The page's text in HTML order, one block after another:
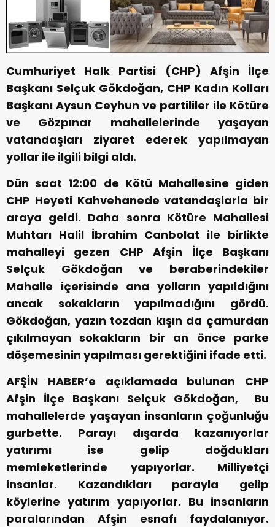
Cumhuriyet Halk Partisi (CHP) Afşin İlçe
Başkanı Selçuk Gökdoğan, CHP Kadın Kolları
Başkanı Aysun Ceyhun ve partililer ile Kötüre
ve Gözpınar mahallelerinde yaşayan
vatandaşları ziyaret ederek yapılmayan
yollar ile ilgili bilgi aldı.
Dün saat 12:00 de Kötü Mahallesine giden
CHP Heyeti Kahvehanede vatandaşlarla bir
araya geldi. Daha sonra Kötüre Mahallesi
Muhtarı Halil İbrahim Canbolat ile birlikte
mahalleyi gezen CHP Afşin İlçe Başkanı
Selçuk Gökdoğan ve beraberindekiler
Mahalle içerisinde ana yolların yapıldığını
ancak sokakların yapılmadığını gördü.
Gökdoğan, yazın tozdan kışın da çamurdan
çıkılmayan sokakların bir an önce parke
döşemesinin yapılması gerektiğini ifade etti.
AFŞİN HABER’e açıklamada bulunan CHP
Afşin İlçe Başkanı Selçuk Gökdoğan, Bu
mahallelerde yaşayan insanların çoğunluğu
gurbette. Parayı dışarda kazanıyorlar
yatırımı ise gelip doğdukları
memleketlerinde yapıyorlar. Milliyetçi
insanlar. Kazandıkları parayla gelip
köylerine yatırım yapıyorlar. Bu insanların
paralarından Afşin esnafı faydalanıyor.